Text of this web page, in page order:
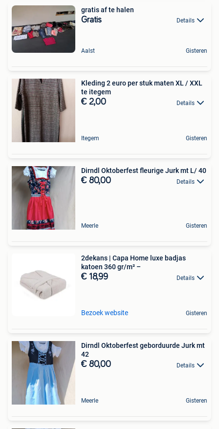
gratis af te halen
Gratis Details
Aalst Gisteren
Kleding 2 euro per stuk maten XL / XXL
te itegem
€ 2,00 Details
Itegem Gisteren
Dirndl Oktoberfest fleurige Jurk mt L/ 40
€ 80,00 Details
Meerle Gisteren
2dekans | Capa Home luxe badjas
katoen 360 gr/m² –
€ 18,99 Details
Bezoek website Gisteren
Dirndl Oktoberfest geborduurde Jurk mt
42
€ 80,00 Details
Meerle Gisteren